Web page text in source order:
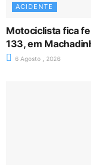
ACIDENTE
Motociclista fica
133, em
6 Agosto , 2026